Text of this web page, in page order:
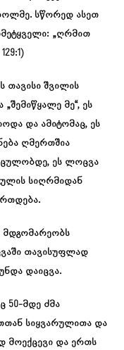
სწორედ ასეთ
„ღრმით
თავისი შვილის
მე“, ეს
და ამიტომაც, ეს
ღმერთშია
ეს ლოცვა
სიღრმიდან
მდგომარეობს
თავისუფლად
დაიცვა.
50-მდე ძმა
სიყვარულითა და
მოექცევი და ერთს